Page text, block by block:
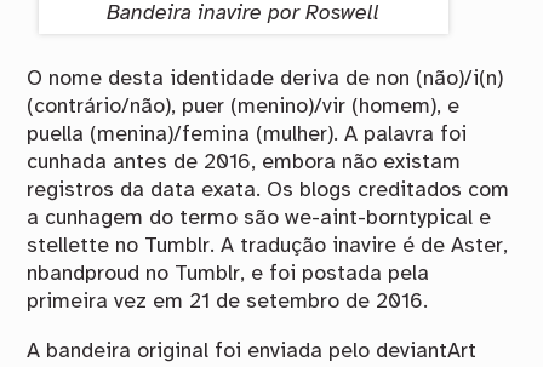
Bandeira inavire por Roswell
O nome desta identidade deriva de non (não)/i(n)
(contrário/não), puer (menino)/vir (homem), e
puella (menina)/femina (mulher). A palavra foi
cunhada antes de 2016, embora não existam
registros da data exata. Os blogs creditados com
a cunhagem do termo são we-aint-borntypical e
stellette no Tumblr. A tradução inavire é de Aster,
nbandproud no Tumblr, e foi postada pela
primeira vez em 21 de setembro de 2016.
A bandeira original foi enviada pelo deviantArt